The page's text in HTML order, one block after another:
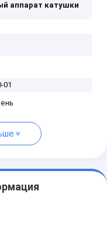
аппарат катушки
01